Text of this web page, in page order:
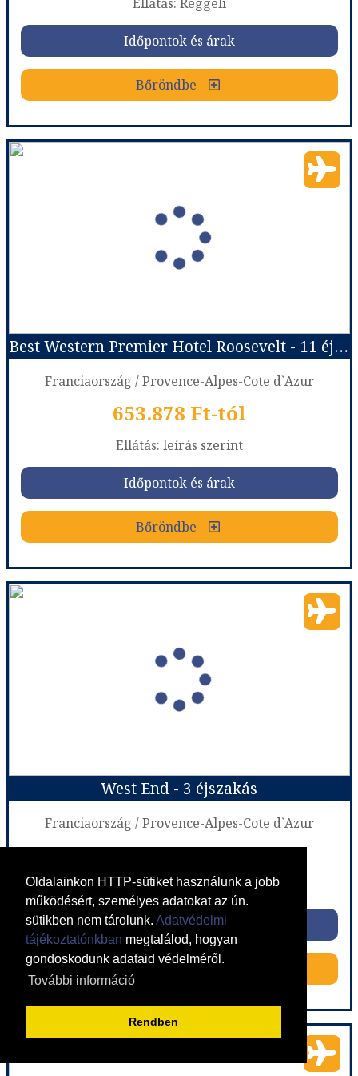
Oldalainkon HTTP-sütiket használunk a jobb
működésért, személyes adatokat az ún.
sütikben nem tárolunk. Adatvédelmi
tájékoztatónkban megtalálod, hogyan
gondoskodunk adataid védelméről.
További információ
Rendben
Időpontok és árak
Bőröndbe
Időpontok és árak
Bőröndbe
Hotel Plaza Elysees
Franciaország
Város:Párizs
Utazás módja: Repülővel
Reggeli
Szálláskategória:Hotel ****
Szobatípus: Superior Room
Időpont: 2026-08-14 | 3 éj
már 658.018 Ft-tól
Időpontok és árak
Bőröndbe
Best Western Premier Hotel Roosevelt - 11 éjszakás
Franciaország / Provence-Alpes-Cote d`Azur
653.878 Ft-tól
Ellátás: leírás szerint
Időpontok és árak
Bőröndbe
Best Western Premier Hotel Roosevelt - 11 éjszakás
Franciaország
Város:Nice
Utazás módja: Repülővel
leírás szerint
Szálláskategória:Hotel ****
DOUBLE CLASSIC - Classic room 1 double bed
Időpont: 2026-08-14 | 11 éj
Időpontok és árak
Bőröndbe
West End - 3 éjszakás
Franciaország / Provence-Alpes-Cote d`Azur
355.638 Ft-tól
Ellátás: leírás szerint
Időpontok és árak
Bőröndbe
West End - 3 éjszakás